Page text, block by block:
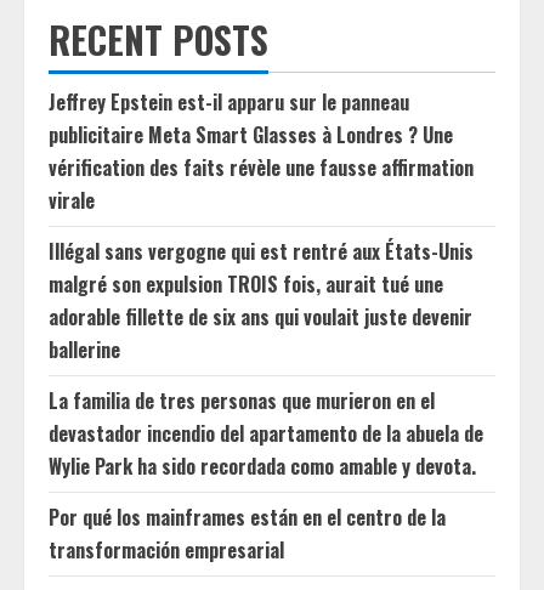
RECENT POSTS
Jeffrey Epstein est-il apparu sur le panneau
publicitaire Meta Smart Glasses à Londres ? Une
vérification des faits révèle une fausse affirmation
virale
Illégal sans vergogne qui est rentré aux États-Unis
malgré son expulsion TROIS fois, aurait tué une
adorable fillette de six ans qui voulait juste devenir
ballerine
La familia de tres personas que murieron en el
devastador incendio del apartamento de la abuela de
Wylie Park ha sido recordada como amable y devota.
Por qué los mainframes están en el centro de la
transformación empresarial